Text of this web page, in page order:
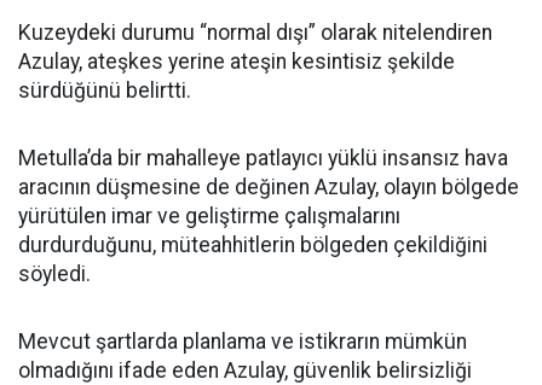
Kuzeydeki durumu “normal dışı” olarak nitelendiren
Azulay, ateşkes yerine ateşin kesintisiz şekilde
sürdüğünü belirtti.
Metulla’da bir mahalleye patlayıcı yüklü insansız hava
aracının düşmesine de değinen Azulay, olayın bölgede
yürütülen imar ve geliştirme çalışmalarını
durdurduğunu, müteahhitlerin bölgeden çekildiğini
söyledi.
Mevcut şartlarda planlama ve istikrarın mümkün
olmadığını ifade eden Azulay, güvenlik belirsizliği